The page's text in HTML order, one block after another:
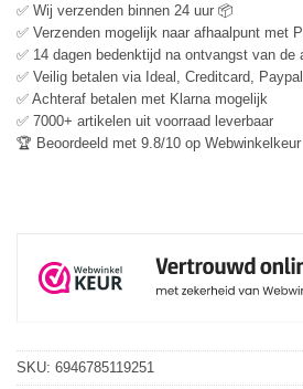
✅ Wij verzenden binnen 24 uur 📦
✅ Verzenden mogelijk naar afhaalpunt met
✅ 14 dagen bedenktijd na ontvangst van de
✅ Veilig betalen via Ideal, Creditcard,
✅ Achteraf betalen met Klarna mogelijk
✅ 7000+ artikelen uit voorraad leverbaar
🏆 Beoordeeld met 9.8/10 op Webwinkelkeur
SKU: 6946785119251